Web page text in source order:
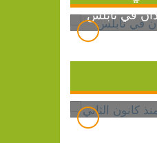
في نابلس
منذ كانون